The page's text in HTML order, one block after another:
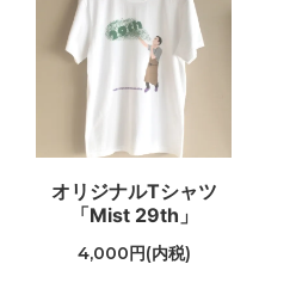
オリジナルTシャツ
「Mist 29th」
4,000円(内税)